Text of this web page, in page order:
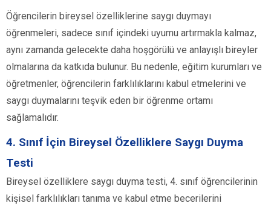
Öğrencilerin bireysel özelliklerine saygı duymayı
öğrenmeleri, sadece sınıf içindeki uyumu artırmakla kalmaz,
aynı zamanda gelecekte daha hoşgörülü ve anlayışlı bireyler
olmalarına da katkıda bulunur. Bu nedenle, eğitim kurumları ve
öğretmenler, öğrencilerin farklılıklarını kabul etmelerini ve
saygı duymalarını teşvik eden bir öğrenme ortamı
sağlamalıdır.
4. Sınıf İçin Bireysel Özelliklere Saygı Duyma
Testi
Bireysel özelliklere saygı duyma testi, 4. sınıf öğrencilerinin
kişisel farklılıkları tanıma ve kabul etme becerilerini